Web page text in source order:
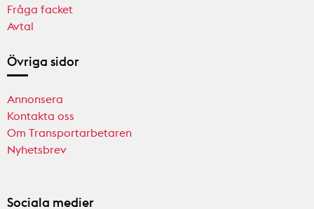
Fråga facket
Avtal
Övriga sidor
Annonsera
Kontakta oss
Om Transportarbetaren
Nyhetsbrev
Sociala medier